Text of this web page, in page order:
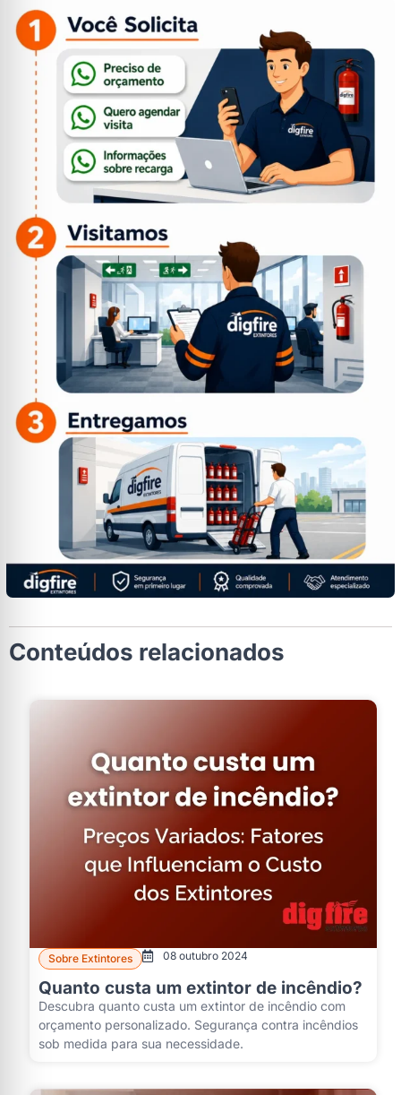
Conteúdos relacionados
Sobre Extintores 08 outubro 2024
Quanto custa um extintor de incêndio?
Descubra quanto custa um extintor de incêndio com
orçamento personalizado. Segurança contra incêndios
sob medida para sua necessidade.